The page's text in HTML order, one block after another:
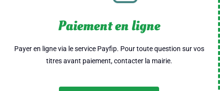
Paiement en ligne
Payer en ligne via le service Payfip. Pour toute question sur vos
titres avant paiement, contacter la mairie.